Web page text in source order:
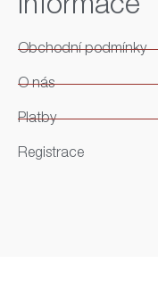
Informace
Obchodní podmínky
O nás
Platby
Registrace